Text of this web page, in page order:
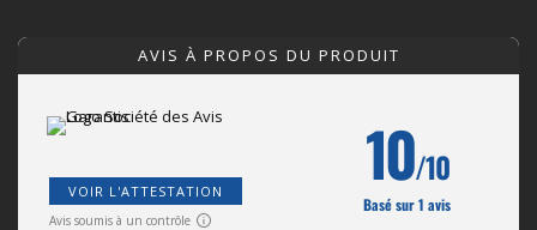
AVIS À PROPOS DU PRODUIT
VOIR L'ATTESTATION
Avis soumis à un contrôle
10/10
Basé sur 1 avis